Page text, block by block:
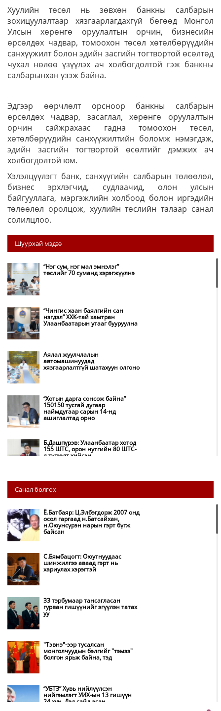
Хуулийн төсөл нь зөвхөн банкны салбарын
зохицуулалтаар хязгаарлагдахгүй бөгөөд Монгол
Улсын хөрөнгө оруулалтын орчин, бизнесийн
өрсөлдөх чадвар, томоохон төсөл хөтөлбөрүүдийн
санхүүжилт болон эдийн засгийн тогтвортой өсөлтөд
чухал нөлөө үзүүлэх ач холбогдолтой гэж банкны
салбарынхан үзэж байна.
Эдгээр өөрчлөлт орсноор банкны салбарын
өрсөлдөх чадвар, засаглал, хөрөнгө оруулалтын
орчин сайжрахаас гадна томоохон төсөл,
хөтөлбөрүүдийн санхүүжилтийн боломж нэмэгдэж,
эдийн засгийн тогтвортой өсөлтийг дэмжих ач
холбогдолтой юм.
Хэлэлцүүлэгт банк, санхүүгийн салбарын төлөөлөл,
бизнес эрхлэгчид, судлаачид, олон улсын
байгууллага, мэргэжлийн холбоод болон иргэдийн
төлөөлөл оролцож, хуулийн төслийн талаар санал
солилцлоо.
Шуурхай мэдээ
“Нэг сум, нэг мал эмнэлэг”
төслийг 70 суманд хэрэгжүүлнэ
“Чингис хаан баялгийн сан
нэгдэл” ХХК-тай хамтран
Улаанбаатарын утааг бууруулна
Аялал жуулчлалын
автомашинуудад
хязгаарлалтгүй шатахуун олгоно
“Хотын дарга сонсож байна”
150150 тусгай дугаар
наймдугаар сарын 14-нд
ашиглалтад орно
Б.Дашпүрэв: Улаанбаатар хотод
155 ШТС, орон нутгийн 80 ШТС-
д түгээлт хийсэн
НИТХ: Багануур ХК-ийг түшиглэн
нүүрс-пиролизийн үйлдвэр
байгуулж, ирэх оноос хагас кокс
Амаргүй цаг үеийг ирэх
НИТХ-ын төлөөлөгчид COP17
Монгол Улс “COP17”-д “Тал
Нөөцийн махны худалдаа,
Санал болгох
Ё.Батбаяр: Ц.Элбэгдорж 2007 онд
осол гаргаад н.Батсайхан,
н.Оюунсүрэн нарын гэрт бүгж
байсан
С.Бямбацогт: Оюутнуудаас
шинжилгээ аваад гэрт нь
хариулах хэрэгтэй
33 тэрбумаар тансагласан
гурван гишүүнийг эгүүлэн татах
уу
"Тэвнэ"-ээр тусалсан
монголчуудын бэлгийг "тэмээ"
болгон ярьж байна, тэд
“УБТЗ” Хувь нийлүүлсэн
нийгэмлэгт УИХ-ын 13 гишүүн
24 хүн, Дэд сайд асан